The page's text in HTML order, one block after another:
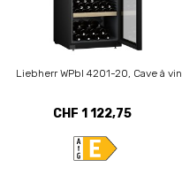
Liebherr WPbl 4201-20, Cave à vin
CHF 1 122,75